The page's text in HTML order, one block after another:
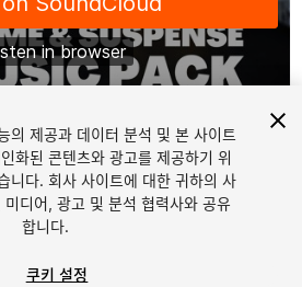
1/2
의 제공과 데이터 분석 및 본 사이트
화된 콘텐츠와 광고를 제공하기 위
니다. 회사 사이트에 대한 귀하의 사
디어, 광고 및 분석 협력사와 공유
합니다.
쿠키 설정